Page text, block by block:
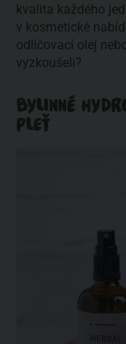
kvalita každého
v kosmetické
odličovací olej
vyzkoušeli?
BYLINNÉ
PLEŤ